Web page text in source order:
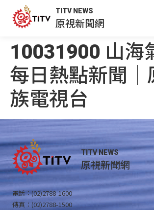
TITV NEWS
原視新聞網
10031900 山海
每日熱點新聞｜
族電視台
TITV NEWS
原視新聞網
電話：(02)2788-1600
傳真：(02)2788-1500